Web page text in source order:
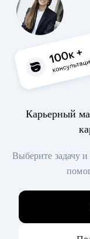
Карьерный
Выберите задачу